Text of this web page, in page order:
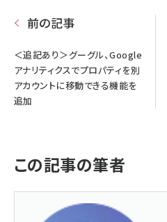
前の記事
＜追記あり＞グーグル、Google
アナリティクスでプロパティを別
アカウントに移動できる機能を
追加
この記事の筆者